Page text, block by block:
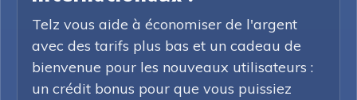
Telz vous aide à économiser de l'argent
avec des tarifs plus bas et un cadeau de
bienvenue pour les nouveaux utilisateurs :
un crédit bonus pour que vous puissiez